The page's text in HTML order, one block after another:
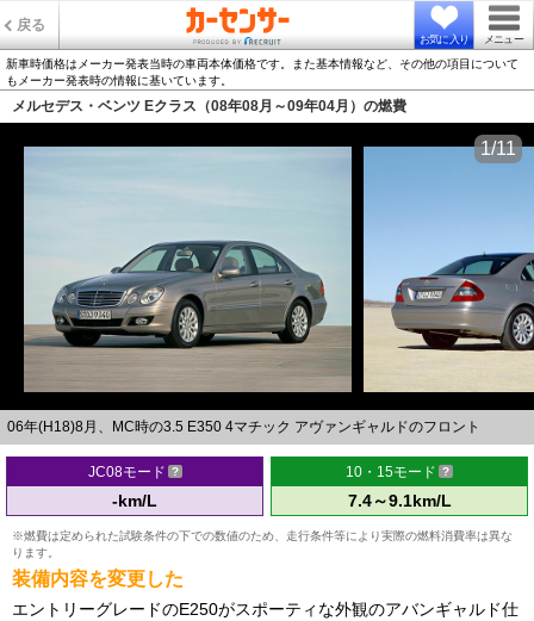
戻る
お気に入り メニュー
新車時価格はメーカー発表当時の車両本体価格です。また基本情報など、その他の項目について
もメーカー発表時の情報に基いています。
メルセデス・ベンツ Eクラス（08年08月～09年04月）の燃費
06年(H18)8月、MC時の3.5 E350 4マチック アヴァンギャルドのフロント
1/11
JC08モード
-km/L
10・15モード
7.4～9.1km/L
※燃費は定められた試験条件の下での数値のため、走行条件等により実際の燃料消費率は異な
ります。
装備内容を変更した
エントリーグレードのE250がスポーティな外観のアバンギャルド仕